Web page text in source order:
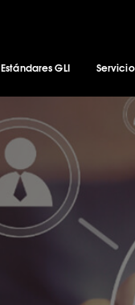
Estándares GLI